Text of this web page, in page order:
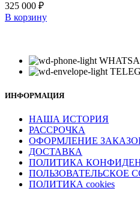
325 000 ₽
В корзину
ИНФОРМАЦИЯ
НАША ИСТОРИЯ
РАССРОЧКА
ОФОРМЛЕНИЕ
ДОСТАВКА
ПОЛИТИКА
ПОЛЬЗОВАТЕЛЬСКОЕ
ПОЛИТИКА cookies